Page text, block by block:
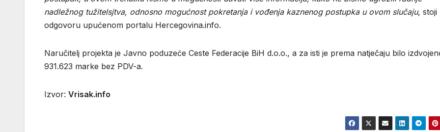
nadležnog tužitelsjtva, odnosno mogućnost pokretanja i vođenja kaznenog postupka u ovom slučaju, stoji
odgovoru upućenom portalu Hercegovina.info.
Naručitelj projekta je Javno poduzeće Ceste Federacije BiH d.o.o., a za isti je prema natječaju bilo
931.623 marke bez PDV-a.
Izvor: Vrisak.info